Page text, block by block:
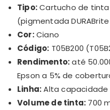
Tipo:Cartucho de
(pigmentada
Cor:Ciano
Código: T05B200
Rendimento:até
Epson a 5% de
Linha:Alta capacidade
Volume de tinta: 700